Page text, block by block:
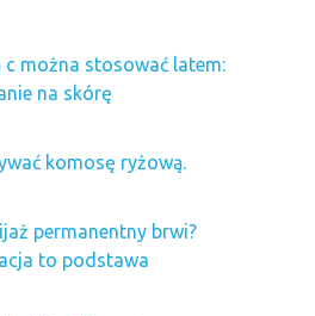
c można stosować latem:
na skórę
komosę ryżową.
permanentny brwi?
to podstawa